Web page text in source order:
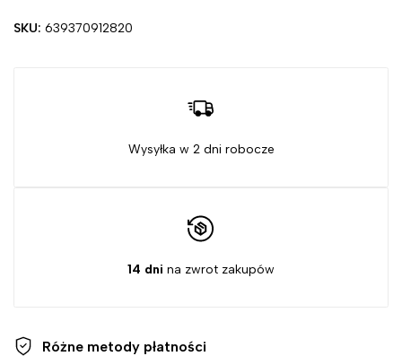
SKU: 639370912820
Wysyłka w 2 dni robocze
14 dni na zwrot zakupów
Różne metody płatności